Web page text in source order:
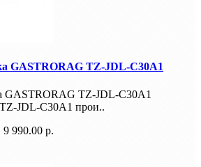
GASTRORAG TZ-JDL-C30A1
GASTRORAG TZ-JDL-C30A1
JDL-C30A1 прои..
9 990.00 р.